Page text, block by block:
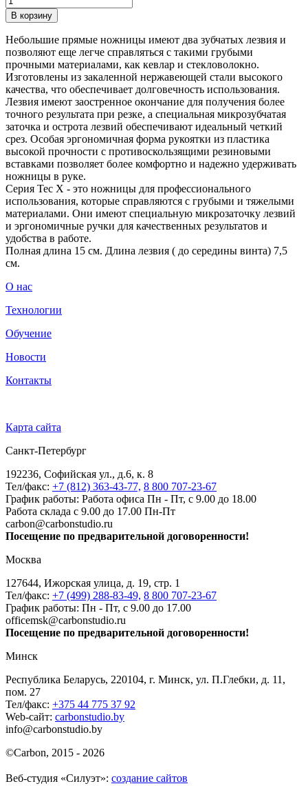
В корзину
Небольшие прямые ножницы имеют два зубчатых лезвия и
позволяют еще легче справляться с такими грубыми
прочными материалами, как кевлар и стекловолокно.
Изготовлены из закаленной нержавеющей стали высокого
качества, что обеспечивает долговечность использования.
Лезвия имеют заостренное окончание для получения более
точного результата при резке, а специальная микрозубчатая
заточка и острота лезвий обеспечивают идеальный четкий
срез. Особая эргономичная форма рукоятки из пластика
высокой прочности с противоскользящими резиновыми
вставками позволяет более комфортно и надежно удерживать
ножницы в руке.
Серия Tec X - это ножницы для профессионального
использования, которые справляются с грубыми и тяжелыми
материалами. Они имеют специальную микрозаточку лезвий
и эргономичные ручки для качественных результатов и
удобства в работе.
Полная длина 15 см. Длина лезвия ( до середины винта) 7,5
см.
О нас
Технологии
Обучение
Новости
Контакты
Карта сайта
Санкт-Петербург
192236, Софийская ул., д.6, к. 8
Тел/факс: +7 (812) 363-43-77, 8 800 707-23-67
График работы: Работа офиса Пн - Пт, с 9.00 до 18.00
Работа склада с 9.00 до 17.00 Пн-Пт
carbon@carbonstudio.ru
Посещение по предварительной договоренности!
Москва
127644, Ижорская улица, д. 19, стр. 1
Тел/факс: +7 (499) 288-83-49, 8 800 707-23-67
График работы: Пн - Пт, с 9.00 до 17.00
officemsk@carbonstudio.ru
Посещение по предварительной договоренности!
Минск
Республика Беларусь, 220104, г. Минск, ул. П.Глебки, д. 11,
пом. 27
Тел/факс: +375 44 775 37 92
Web-сайт: carbonstudio.by
info@carbonstudio.by
©Carbon, 2015 - 2026
Веб-студия «Силуэт»: создание сайтов